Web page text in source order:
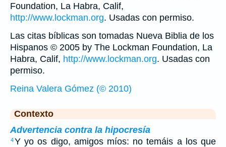
Foundation, La Habra, Calif,
http://www.lockman.org. Usadas con permiso.
Las citas bíblicas son tomadas Nueva Biblia de los
Hispanos © 2005 by The Lockman Foundation, La
Habra, Calif, http://www.lockman.org. Usadas con
permiso.
Reina Valera Gómez (© 2010)
Contexto
Advertencia contra la hipocresía
4Y yo os digo, amigos míos: no temáis a los que